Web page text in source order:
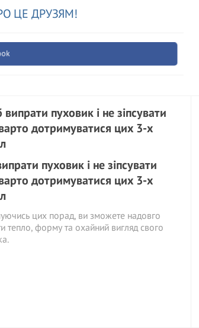
ЦЕ ДРУЗЯМ!
пуховик і не зіпсувати
дотримуватися цих 3-х
цих порад, ви зможете надовго
тепло, форму та охайний вигляд свого